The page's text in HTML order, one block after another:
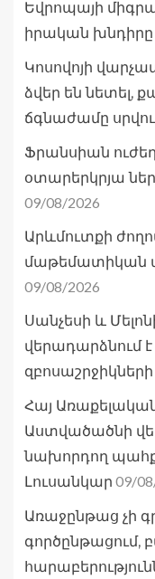
Եվրոպայի
իրական խնդիրը
Կոսովոյի
ձվեր են նետել,
ճգնաժամը
Ֆրանսիան
օտարերկրյա
09/08/2026
Արևմուտքի
մաթեմատիկան
09/08/2026
Սանչեսի և
վերադարձնում
Հայ Առաքելական
Աստվածածնի
նախորդող
Լուսանկար 09/
Առաջընթաց չի
գործընթացում,